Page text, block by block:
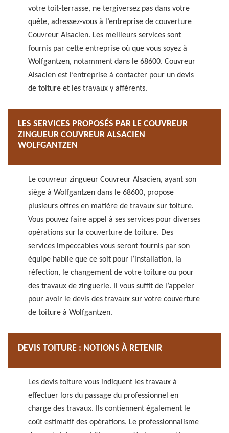
votre toit-terrasse, ne tergiversez pas dans votre
quête, adressez-vous à l’entreprise de couverture
Couvreur Alsacien. Les meilleurs services sont
fournis par cette entreprise où que vous soyez à
Wolfgantzen, notamment dans le 68600. Couvreur
Alsacien est l’entreprise à contacter pour un devis
de toiture et les travaux y afférents.
LES SERVICES PROPOSÉS PAR LE COUVREUR
ZINGUEUR COUVREUR ALSACIEN
WOLFGANTZEN
Le couvreur zingueur Couvreur Alsacien, ayant son
siège à Wolfgantzen dans le 68600, propose
plusieurs offres en matière de travaux sur toiture.
Vous pouvez faire appel à ses services pour diverses
opérations sur la couverture de toiture. Des
services impeccables vous seront fournis par son
équipe habile que ce soit pour l’installation, la
réfection, le changement de votre toiture ou pour
des travaux de zinguerie. Il vous suffit de l’appeler
pour avoir le devis des travaux sur votre couverture
de toiture à Wolfgantzen.
DEVIS TOITURE : NOTIONS À RETENIR
Les devis toiture vous indiquent les travaux à
effectuer lors du passage du professionnel en
charge des travaux. Ils contiennent également le
coût estimatif des opérations. Le professionnalisme